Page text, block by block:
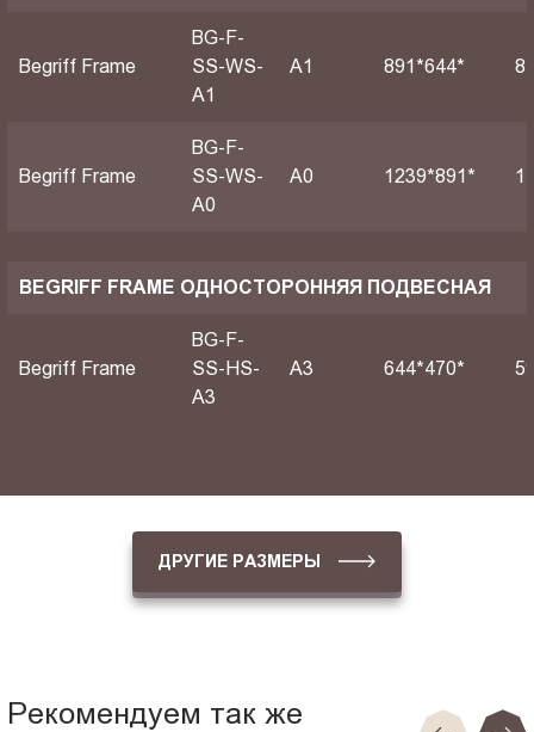
Begriff Frame
BG-F-
SS-WS-
A1
А1 891*644*
Begriff Frame
BG-F-
SS-WS-
A0
А0 1239*891*
BEGRIFF FRAME ОДНОСТОРОННЯЯ ПОДВЕСНАЯ
Begriff Frame
BG-F-
SS-HS-
A3
A3 644*470*
ДРУГИЕ РАЗМЕРЫ
Рекомендуем так же